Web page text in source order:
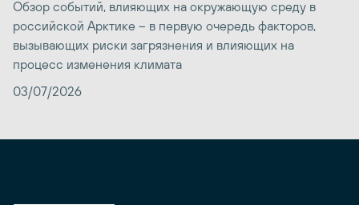
Обзор событий, влияющих на окружающую среду в
российской Арктике – в первую очередь факторов,
вызывающих риски загрязнения и влияющих на
процесс изменения климата
03/07/2026